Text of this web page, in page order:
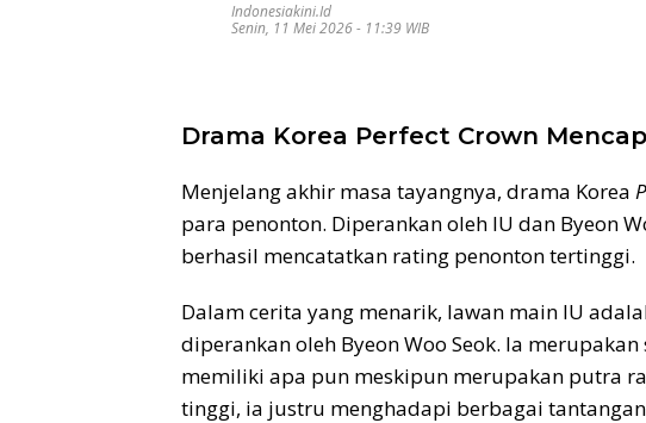
Indonesiakini.id
Senin, 11 Mei 2026 - 11:39 WIB
Drama Korea Perfect Crown
Menjelang akhir masa tayangnya, drama Korea
para penonton. Diperankan oleh IU dan Byeon
berhasil mencatatkan rating penonton tertinggi.
Dalam cerita yang menarik, lawan main IU
diperankan oleh Byeon Woo Seok. Ia
memiliki apa pun meskipun merupakan putra
tinggi, ia justru menghadapi berbagai